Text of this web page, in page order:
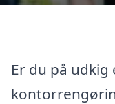
Er du på